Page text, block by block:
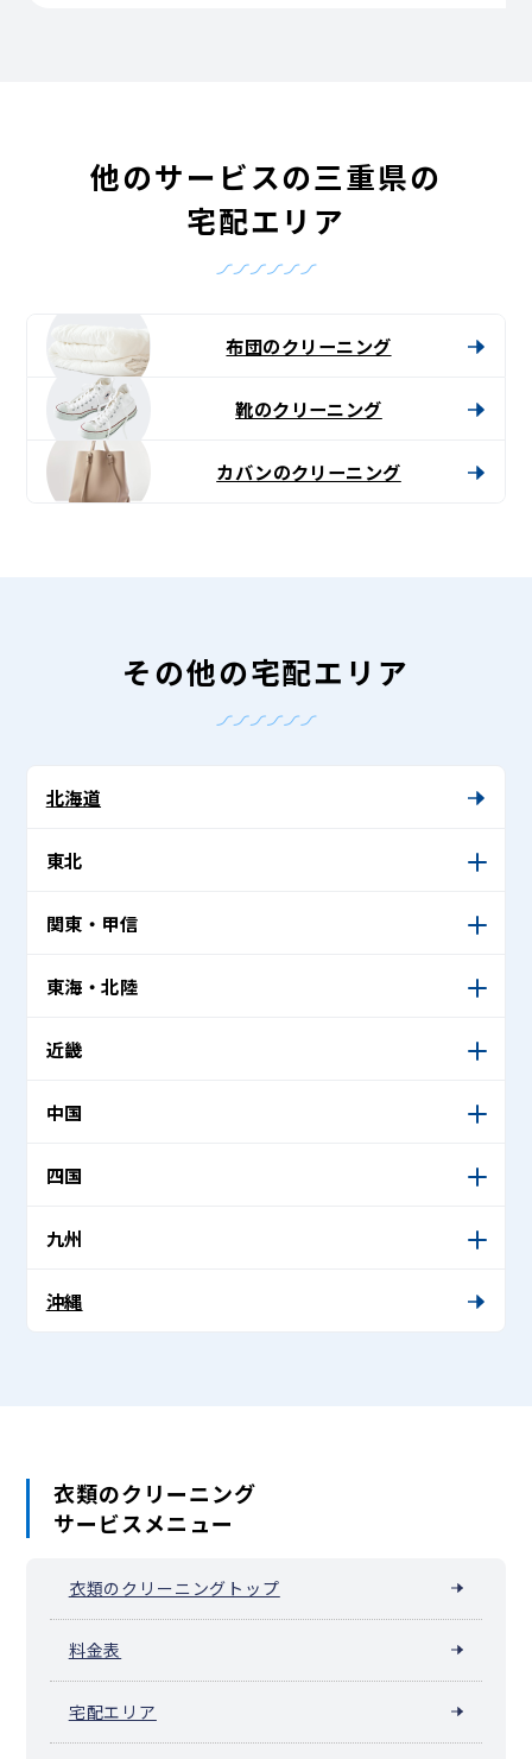
他のサービスの三重県の
宅配エリア
布団のクリーニング
靴のクリーニング
カバンのクリーニング
その他の宅配エリア
北海道
東北
関東・甲信
東海・北陸
近畿
中国
四国
九州
沖縄
衣類のクリーニング
サービスメニュー
衣類のクリーニングトップ
料金表
宅配エリア